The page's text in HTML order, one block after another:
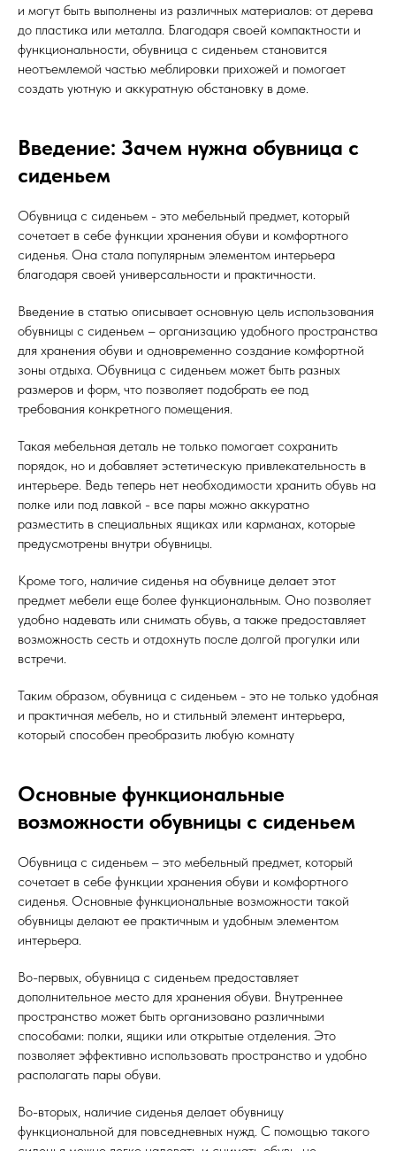
и могут быть выполнены из различных материалов: от дерева
до пластика или металла. Благодаря своей компактности и
функциональности, обувница с сиденьем становится
неотъемлемой частью меблировки прихожей и помогает
создать уютную и аккуратную обстановку в доме.
Введение: Зачем нужна обувница с
сиденьем
Обувница с сиденьем - это мебельный предмет, который
сочетает в себе функции хранения обуви и комфортного
сиденья. Она стала популярным элементом интерьера
благодаря своей универсальности и практичности.
Введение в статью описывает основную цель использования
обувницы с сиденьем – организацию удобного пространства
для хранения обуви и одновременно создание комфортной
зоны отдыха. Обувница с сиденьем может быть разных
размеров и форм, что позволяет подобрать ее под
требования конкретного помещения.
Такая мебельная деталь не только помогает сохранить
порядок, но и добавляет эстетическую привлекательность в
интерьере. Ведь теперь нет необходимости хранить обувь на
полке или под лавкой - все пары можно аккуратно
разместить в специальных ящиках или карманах, которые
предусмотрены внутри обувницы.
Кроме того, наличие сиденья на обувнице делает этот
предмет мебели еще более функциональным. Оно позволяет
удобно надевать или снимать обувь, а также предоставляет
возможность сесть и отдохнуть после долгой прогулки или
встречи.
Таким образом, обувница с сиденьем - это не только удобная
и практичная мебель, но и стильный элемент интерьера,
который способен преобразить любую комнату
Основные функциональные
возможности обувницы с сиденьем
Обувница с сиденьем – это мебельный предмет, который
сочетает в себе функции хранения обуви и комфортного
сиденья. Основные функциональные возможности такой
обувницы делают ее практичным и удобным элементом
интерьера.
Во-первых, обувница с сиденьем предоставляет
дополнительное место для хранения обуви. Внутреннее
пространство может быть организовано различными
способами: полки, ящики или открытые отделения. Это
позволяет эффективно использовать пространство и удобно
располагать пары обуви.
Во-вторых, наличие сиденья делает обувницу
функциональной для повседневных нужд. С помощью такого